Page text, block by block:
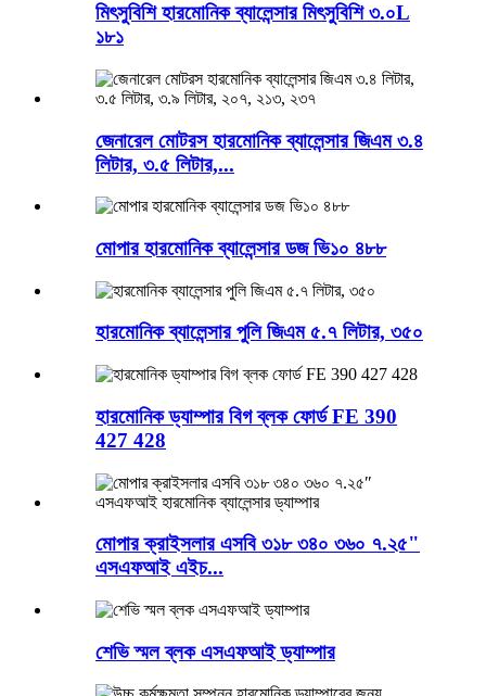
মিৎসুবিশি হারমোনিক ব্যালেন্সার মিৎসুবিশি ৩.০L
১৮১
জেনারেল মোটরস হারমোনিক ব্যালেন্সার জিএম ৩.৪
লিটার, ৩.৫ লিটার,...
মোপার হারমোনিক ব্যালেন্সার ডজ ভি১০ ৪৮৮
হারমোনিক ব্যালেন্সার পুলি জিএম ৫.৭ লিটার, ৩৫০
হারমোনিক ড্যাম্পার বিগ ব্লক ফোর্ড FE 390
427 428
মোপার ক্রাইসলার এসবি ৩১৮ ৩৪০ ৩৬০ ৭.২৫"
এসএফআই এইচ...
শেভি স্মল ব্লক এসএফআই ড্যাম্পার